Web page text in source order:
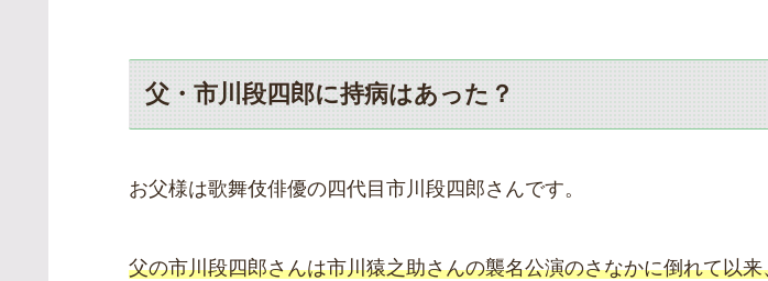
父・市川段四郎に持病はあった？
お父様は歌舞伎俳優の四代目市川段四郎さんです。
父の市川段四郎さんは市川猿之助さんの襲名公演のさなかに倒れて以